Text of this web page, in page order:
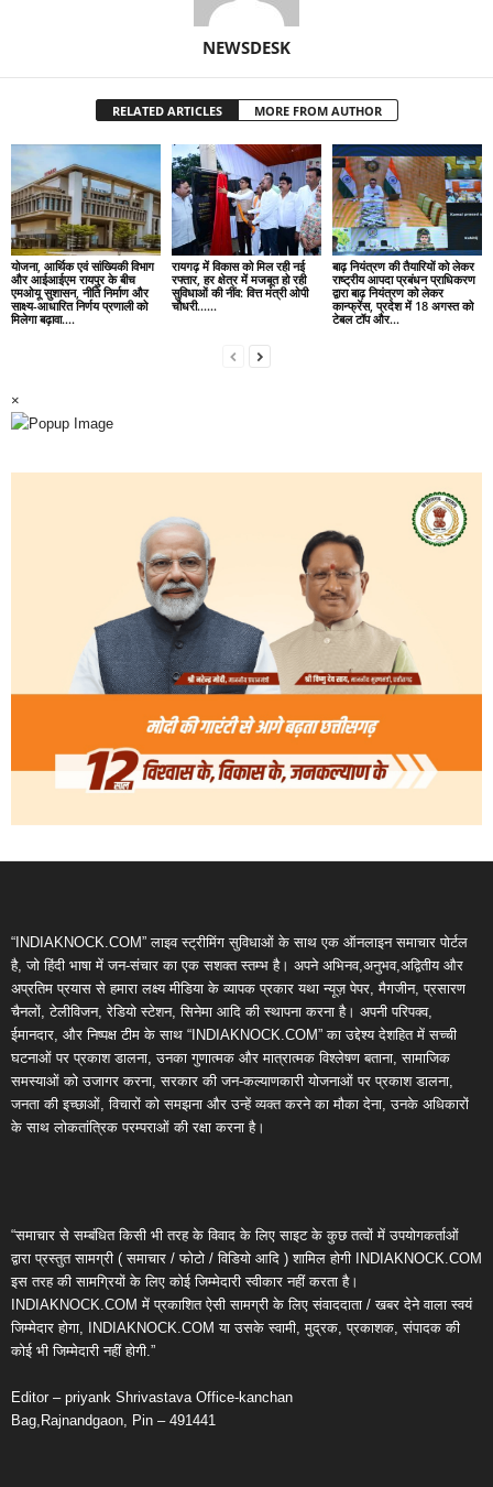
NEWSDESK
RELATED ARTICLES MORE FROM AUTHOR
योजना, आर्थिक एवं सांख्यिकी विभाग
और आईआईएम रायपुर के बीच
एमओयू सुशासन, नीति निर्माण और
साक्ष्य-आधारित निर्णय प्रणाली को
मिलेगा बढ़ावा….
रायगढ़ में विकास को मिल रही नई
रफ्तार, हर क्षेत्र में मजबूत हो रही
सुविधाओं की नींव: वित्त मंत्री ओपी
चौधरी……
बाढ़ नियंत्रण की तैयारियों को लेकर
राष्ट्रीय आपदा प्रबंधन प्राधिकरण
द्वारा बाढ़ नियंत्रण को लेकर
कान्फ्रेंस, प्रदेश में 18 अगस्त को
टेबल टॉप और...
×
“INDIAKNOCK.COM” लाइव स्ट्रीमिंग सुविधाओं के साथ एक ऑनलाइन समाचार पोर्टल
है, जो हिंदी भाषा में जन-संचार का एक सशक्त स्तम्भ है। अपने अभिनव,अनुभव,अद्वितीय और
अप्रतिम प्रयास से हमारा लक्ष्य मीडिया के व्यापक प्रकार यथा न्यूज़ पेपर, मैगजीन, प्रसारण
चैनलों, टेलीविजन, रेडियो स्टेशन, सिनेमा आदि की स्थापना करना है। अपनी परिपक्व,
ईमानदार, और निष्पक्ष टीम के साथ “INDIAKNOCK.COM” का उद्देश्य देशहित में सच्ची
घटनाओं पर प्रकाश डालना, उनका गुणात्मक और मात्रात्मक विश्लेषण बताना, सामाजिक
समस्याओं को उजागर करना, सरकार की जन-कल्याणकारी योजनाओं पर प्रकाश डालना,
जनता की इच्छाओं, विचारों को समझना और उन्हें व्यक्त करने का मौका देना, उनके अधिकारों
के साथ लोकतांत्रिक परम्पराओं की रक्षा करना है।
“समाचार से सम्बंधित किसी भी तरह के विवाद के लिए साइट के कुछ तत्वों में उपयोगकर्ताओं
द्वारा प्रस्तुत सामग्री ( समाचार / फोटो / विडियो आदि ) शामिल होगी INDIAKNOCK.COM
इस तरह की सामग्रियों के लिए कोई जिम्मेदारी स्वीकार नहीं करता है।
INDIAKNOCK.COM में प्रकाशित ऐसी सामग्री के लिए संवाददाता / खबर देने वाला स्वयं
जिम्मेदार होगा, INDIAKNOCK.COM या उसके स्वामी, मुद्रक, प्रकाशक, संपादक की
कोई भी जिम्मेदारी नहीं होगी.”
Editor – priyank Shrivastava Office-kanchan
Bag,Rajnandgaon, Pin – 491441